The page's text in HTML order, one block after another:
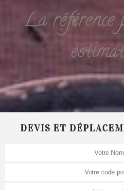
La référence
DEVIS ET